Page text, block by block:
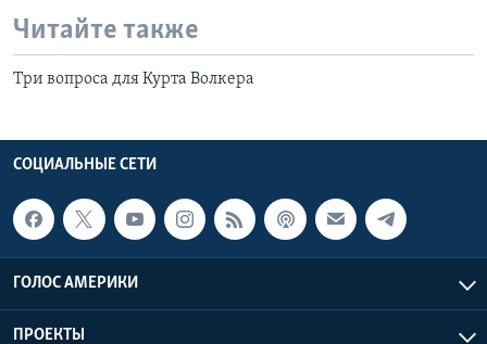
Читайте также
Три вопроса для Курта Волкера
СОЦИАЛЬНЫЕ СЕТИ
ГОЛОС АМЕРИКИ
ПРОЕКТЫ